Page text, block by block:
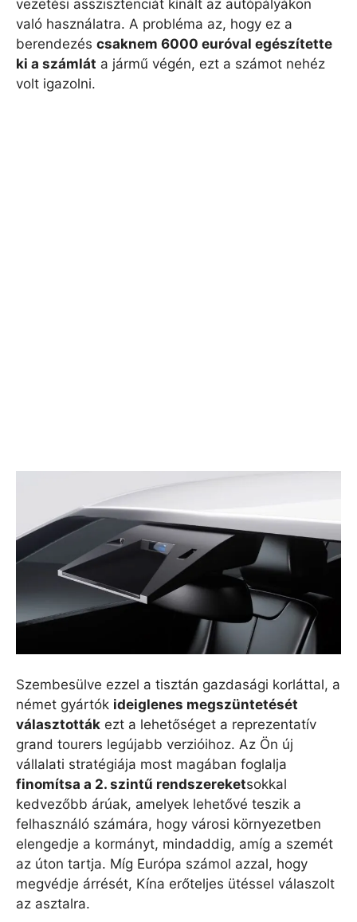
vezetési asszisztenciát kínált az autópályákon
való használatra. A probléma az, hogy ez a
berendezés csaknem 6000 euróval egészítette
ki a számlát a jármű végén, ezt a számot nehéz
volt igazolni.
Szembesülve ezzel a tisztán gazdasági korláttal, a
német gyártók ideiglenes megszüntetését
választották ezt a lehetőséget a reprezentatív
grand tourers legújabb verzióihoz. Az Ön új
vállalati stratégiája most magában foglalja
finomítsa a 2. szintű rendszereketsokkal
kedvezőbb árúak, amelyek lehetővé teszik a
felhasználó számára, hogy városi környezetben
elengedje a kormányt, mindaddig, amíg a szemét
az úton tartja. Míg Európa számol azzal, hogy
megvédje árrését, Kína erőteljes ütéssel válaszolt
az asztalra.